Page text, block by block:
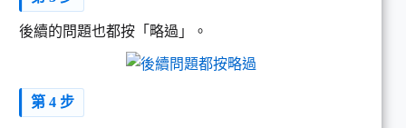
後續的問題也都按「略過」。
第 4 步